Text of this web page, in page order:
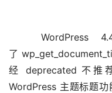
	WordPress 4.4.0 版本开始，加入
了
经 deprecated 不推
WordPress 主题标题